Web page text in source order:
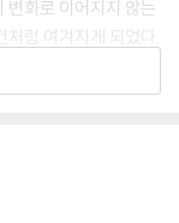
변화로 이어지지 않는
럼 여겨지게 되었다.
주는 책이다. 이 책의
주며, 우리 내면의
은 우리가 예수 그리